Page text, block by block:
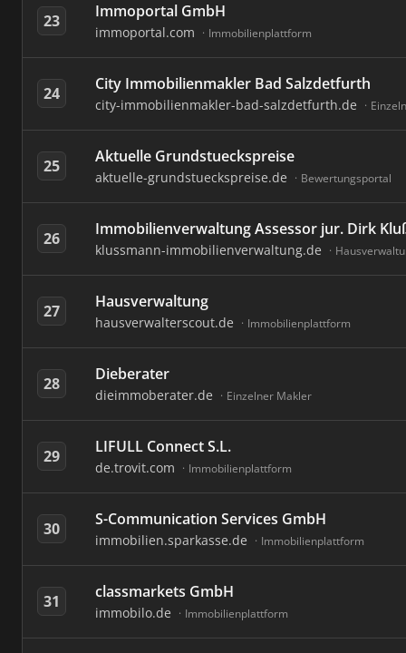
23 Immoportal GmbH
immoportal.com Immobilienplattform
24 City Immobilienmakler Bad Salzdetfurth
city-immobilienmakler-bad-salzdetfurth.de
25 Aktuelle Grundstueckspreise
aktuelle-grundstueckspreise.de Bewertungsportal
26 Immobilienverwaltung Assessor jur. Dirk
klussmann-immobilienverwaltung.de
27 Hausverwaltung
hausverwalterscout.de Immobilienplattform
28 Dieberater
dieimmoberater.de Einzelner Makler
29 LIFULL Connect S.L.
de.trovit.com Immobilienplattform
30 S-Communication Services GmbH
immobilien.sparkasse.de Immobilienplattform
31 classmarkets GmbH
immobilo.de Immobilienplattform